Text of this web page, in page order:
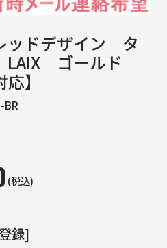
ッドデザイン タ
ゴールド
】
BR
(税込)
録]